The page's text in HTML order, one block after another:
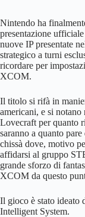
Nintendo ha
presentazione
nuove IP presentate
strategico a turni
ricordare per
XCOM.
Il titolo si rifà in
americani, e si notano
Lovecraft per quanto
saranno a quanto
chissà dove, motivo
affidarsi al gruppo
grande sforzo di
XCOM da questo
Il gioco è stato ideato
Intelligent System.